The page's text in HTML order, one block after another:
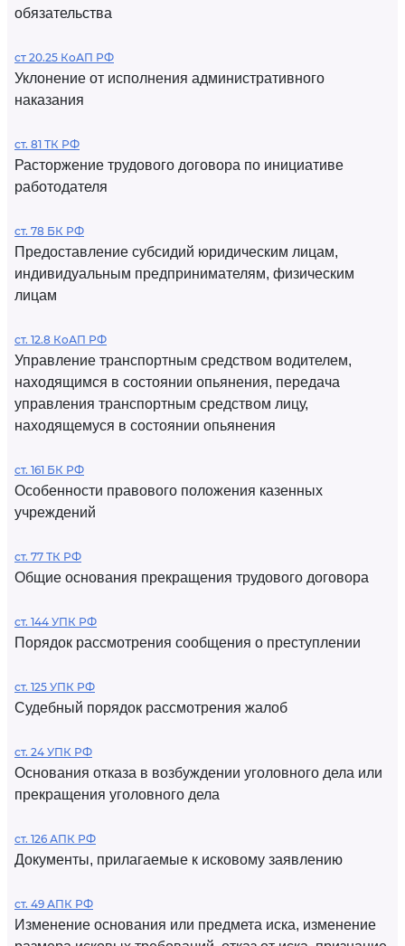
обязательства
ст 20.25 КоАП РФ
Уклонение от исполнения административного
наказания
ст. 81 ТК РФ
Расторжение трудового договора по инициативе
работодателя
ст. 78 БК РФ
Предоставление субсидий юридическим лицам,
индивидуальным предпринимателям, физическим
лицам
ст. 12.8 КоАП РФ
Управление транспортным средством водителем,
находящимся в состоянии опьянения, передача
управления транспортным средством лицу,
находящемуся в состоянии опьянения
ст. 161 БК РФ
Особенности правового положения казенных
учреждений
ст. 77 ТК РФ
Общие основания прекращения трудового договора
ст. 144 УПК РФ
Порядок рассмотрения сообщения о преступлении
ст. 125 УПК РФ
Судебный порядок рассмотрения жалоб
ст. 24 УПК РФ
Основания отказа в возбуждении уголовного дела или
прекращения уголовного дела
ст. 126 АПК РФ
Документы, прилагаемые к исковому заявлению
ст. 49 АПК РФ
Изменение основания или предмета иска, изменение